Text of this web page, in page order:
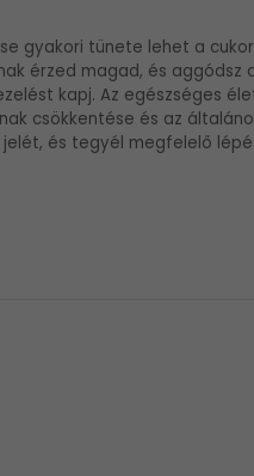
gyakori tünete lehet a
érzed magad, és
kapj. Az egészséges
csökkentése és az
jelét, és tegyél megfelelő